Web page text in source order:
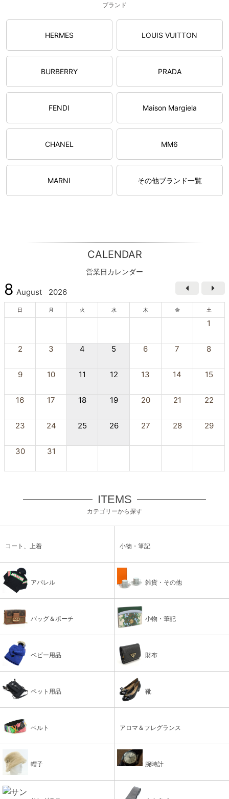
ブランド
HERMES LOUIS VUITTON
BURBERRY PRADA
FENDI Maison Margiela
CHANEL MM6
MARNI その他ブランド一覧
CALENDAR
営業日カレンダー
8 August 2026
日 月 火 水 木 金 土
1
2 3 4 5 6 7 8
9 10 11 12 13 14 15
16 17 18 19 20 21 22
23 24 25 26 27 28 29
30 31
ITEMS
カテゴリーから探す
コート、上着 小物・筆記
アパレル 雑貨・その他
バッグ＆ポーチ 小物・筆記
ベビー用品 財布
ペット用品 靴
ベルト アロマ＆フレグランス
帽子 腕時計